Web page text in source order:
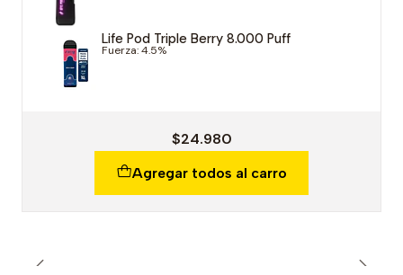
Life Pod Triple Berry 8.000 Puff
Fuerza: 4.5%
$24.980
Agregar todos al carro